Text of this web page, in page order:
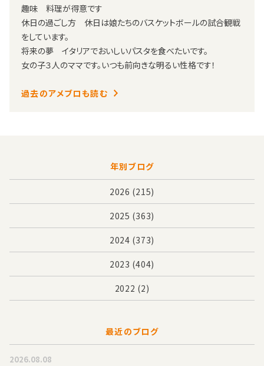
趣味 料理が得意です
休日の過ごし方 休日は娘たちのバスケットボールの試合観戦
をしています。
将来の夢 イタリアでおいしいパスタを食べたいです。
女の子３人のママです。いつも前向きな明るい性格です！
過去のアメブロも読む
年別ブログ
2026 (215)
2025 (363)
2024 (373)
2023 (404)
2022 (2)
最近のブログ
2026.08.08